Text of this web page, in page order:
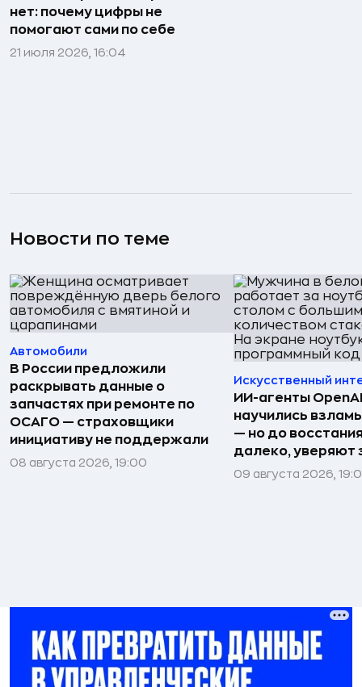
нет: почему цифры не
помогают сами по себе
21 июля 2026, 16:04
Новости по теме
Автомобили
В России предложили
раскрывать данные о
запчастях при ремонте по
ОСАГО — страховщики
инициативу не поддержали
08 августа 2026, 19:00
Искусственный
ИИ-агенты
научились
— но до
далеко, уверяют
09 августа 2026,